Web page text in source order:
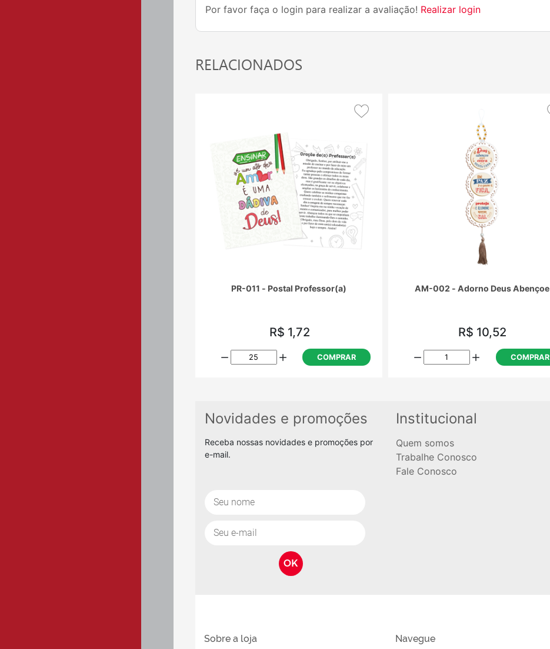
Por favor faça o login para realizar a avaliação! Realizar login
RELACIONADOS
PR-011 - Postal Professor(a)
R$ 1,72
COMPRAR
AM-002 - Adorno Deus Abençoe
R$ 10,52
COMPRAR
Novidades e promoções
Receba nossas novidades e promoções por
e-mail.
OK
Institucional
Quem somos
Trabalhe Conosco
Fale Conosco
Sobre a loja
Navegue